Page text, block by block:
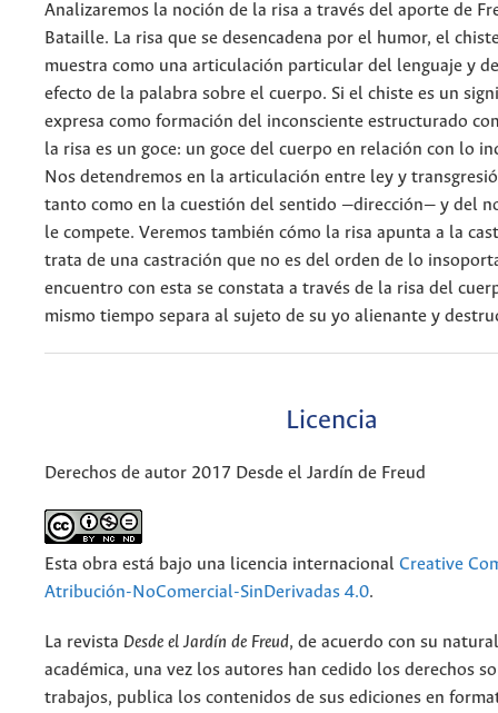
Analizaremos la noción de la risa a través del aporte de
Bataille. La risa que se desencadena por el humor, el
muestra como una articulación particular del lenguaje y
efecto de la palabra sobre el cuerpo. Si el chiste es un
expresa como formación del inconsciente estructurado
la risa es un goce: un goce del cuerpo en relación con lo
Nos detendremos en la articulación entre ley y
tanto como en la cuestión del sentido —dirección— y del
le compete. Veremos también cómo la risa apunta a la
trata de una castración que no es del orden de lo
encuentro con esta se constata a través de la risa del
mismo tiempo separa al sujeto de su yo alienante y
Licencia
Derechos de autor 2017 Desde el Jardín de Freud
Esta obra está bajo una licencia internacional Creative
Atribución-NoComercial-SinDerivadas 4.0.
La revista Desde el Jardín de Freud, de acuerdo con su
académica, una vez los autores han cedido los derechos
trabajos, publica los contenidos de sus ediciones en